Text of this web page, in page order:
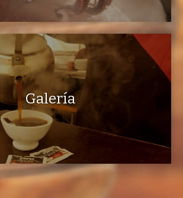
Galería